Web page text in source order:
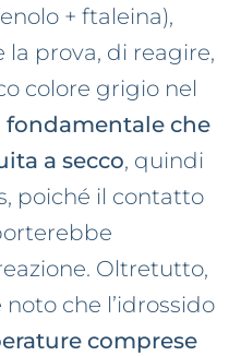
+ ftaleina),
prova, di reagire,
colore grigio nel
fondamentale che
a secco, quindi
poiché il contatto
Oltretutto,
che l’idrossido
comprese